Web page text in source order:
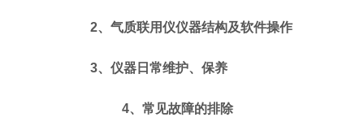
2、气质联用仪仪器结构及软件操作
3、仪器日常维护、保养
4、常见故障的排除